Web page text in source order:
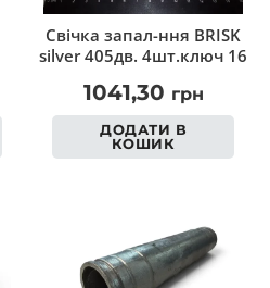
Свічка запал-ння BRISK
silver 405дв. 4шт.ключ 16
1041,30 грн
ДОДАТИ В
КОШИК